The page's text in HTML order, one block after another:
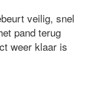
veilig, snel
pand terug
weer klaar is